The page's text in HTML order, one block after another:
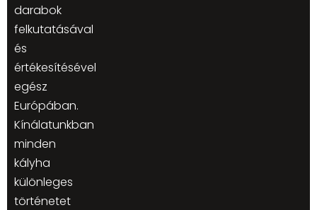
darabok
felkutatásával
és
értékesítésével
egész
Európában.
Kínálatunkban
minden
kályha
különleges
történetet